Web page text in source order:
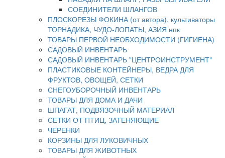
СОЕДИНИТЕЛИ ШЛАНГОВ
ПЛОСКОРЕЗЫ ФОКИНА (от автора), культиваторы
ТОРНАДИКА, ЧУДО-ЛОПАТЫ, АЗИЯ нпк
ТОВАРЫ ПЕРВОЙ НЕОБХОДИМОСТИ (ГИГИЕНА)
САДОВЫЙ ИНВЕНТАРЬ
САДОВЫЙ ИНВЕНТАРЬ "ЦЕНТРОИНСТРУМЕНТ"
ПЛАСТИКОВЫЕ КОНТЕЙНЕРЫ, ВЕДРА ДЛЯ
ФРУКТОВ, ОВОЩЕЙ, СЕТКИ
СНЕГОУБОРОЧНЫЙ ИНВЕНТАРЬ
ТОВАРЫ ДЛЯ ДОМА И ДАЧИ
ШПАГАТ, ПОДВЯЗОЧНЫЙ МАТЕРИАЛ
СЕТКИ ОТ ПТИЦ, ЗАТЕНЯЮЩИЕ
ЧЕРЕНКИ
КОРЗИНЫ ДЛЯ ЛУКОВИЧНЫХ
ТОВАРЫ ДЛЯ ЖИВОТНЫХ